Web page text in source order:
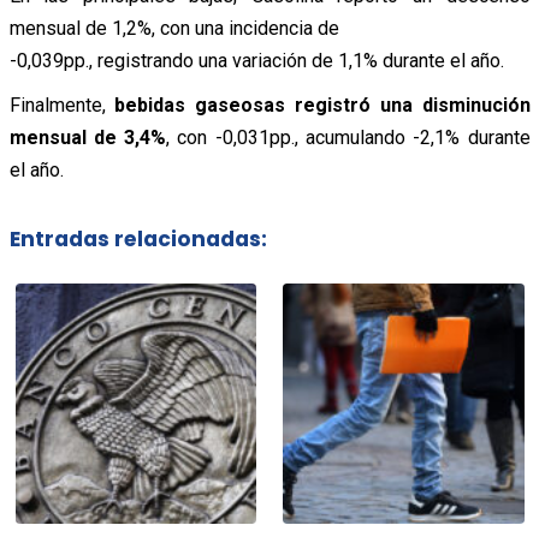
mensual de 1,2%, con una incidencia de
-0,039pp., registrando una variación de 1,1% durante el año.
Finalmente, bebidas gaseosas registró una disminución
mensual de 3,4%, con -0,031pp., acumulando -2,1% durante
el año.
Entradas relacionadas: